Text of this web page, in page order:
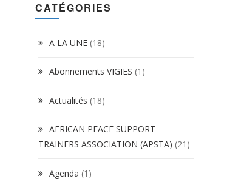
CATÉGORIES
A LA UNE(18)
Abonnements VIGIES (1)
Actualités (18)
AFRICAN PEACE SUPPORT
TRAINERS ASSOCIATION (APSTA) (21)
Agenda (1)